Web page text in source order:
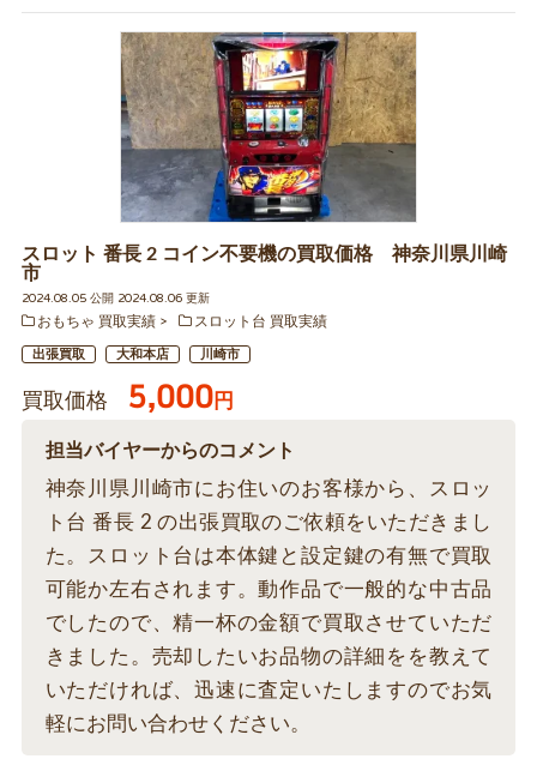
スロット 番長 2 コイン不要機の買取価格 神奈川県川崎
市
2024.08.05 公開 2024.08.06 更新
おもちゃ 買取実績
スロット台 買取実績
出張買取 大和本店 川崎市
買取価格 5,000円
担当バイヤーからのコメント
神奈川県川崎市にお住いのお客様から、スロッ
ト台 番長 2 の出張買取のご依頼をいただきまし
た。スロット台は本体鍵と設定鍵の有無で買取
可能か左右されます。動作品で一般的な中古品
でしたので、精一杯の金額で買取させていただ
きました。売却したいお品物の詳細をを教えて
いただければ、迅速に査定いたしますのでお気
軽にお問い合わせください。